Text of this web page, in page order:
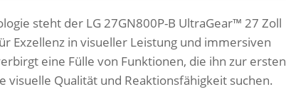
steht der LG 27GN800P-B UltraGear™ 27 Zoll
Exzellenz in visueller Leistung und immersiven
eine Fülle von Funktionen, die ihn zur ersten
visuelle Qualität und Reaktionsfähigkeit suchen.